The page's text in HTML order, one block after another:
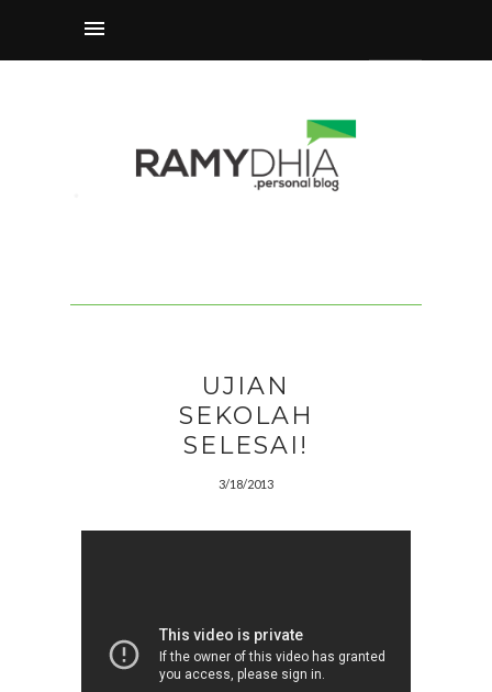
UJIAN
SEKOLAH
SELESAI!
3/18/2013